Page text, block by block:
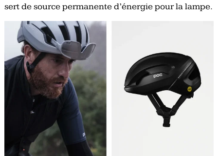
sert de source permanente d’énergie pour la lampe.